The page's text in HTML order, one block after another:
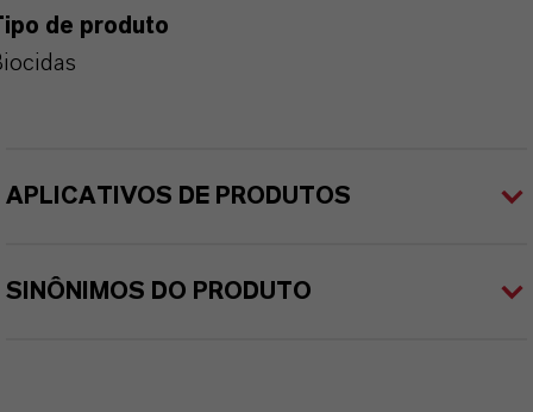
de produto
APLICATIVOS DE PRODUTOS
SINÔNIMOS DO PRODUTO